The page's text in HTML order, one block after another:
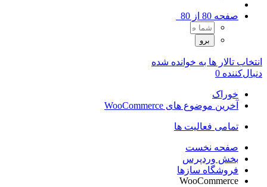
صفحه 80 از 80
انتخاب تالار ها به خوانده شده
دنبال‌کننده 0
خوراک
آخرین موضوع های WooCommerce
تمامی فعالیت ها
صفحه نخست
بخش وردپرس
فروشگاه سازها
WooCommerce